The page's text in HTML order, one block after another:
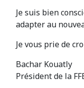
Je suis bien
adapter au
Je vous prie de
Bachar Kouatly
Président de la